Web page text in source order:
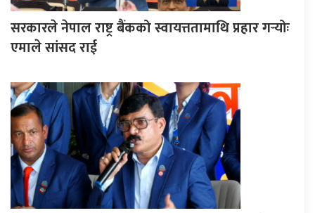
सरकारले नेपाल राष्ट्र बैंकको स्वायत्ततामाथि प्रहार गर्‍योः
एमाले सांसद राई